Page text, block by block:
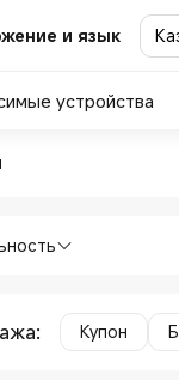
и язык
устройства
in
: Купон